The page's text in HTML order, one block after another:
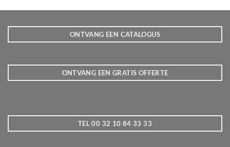
ONTVANG EEN CATALOGUS
ONTVANG EEN GRATIS OFFERTE
TEL 00 32 10 84 33 33